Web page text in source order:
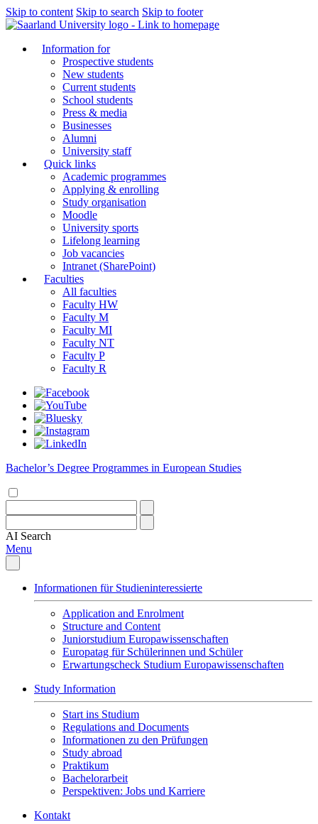
Skip to content Skip to search Skip to footer
Information for
Prospective students
New students
Current students
School students
Press & media
Businesses
Alumni
University staff
Quick links
Academic programmes
Applying & enrolling
Study organisation
Moodle
University sports
Lifelong learning
Job vacancies
Intranet (SharePoint)
Faculties
All faculties
Faculty HW
Faculty M
Faculty MI
Faculty NT
Faculty P
Faculty R
Bachelor’s Degree Programmes in European Studies
AI Search
Menu
Informationen für Studieninteressierte
Application and Enrolment
Structure and Content
Juniorstudium Europawissenschaften
Europatag für Schülerinnen und Schüler
Erwartungscheck Studium Europawissenschaften
Study Information
Start ins Studium
Regulations and Documents
Informationen zu den Prüfungen
Study abroad
Praktikum
Bachelorarbeit
Perspektiven: Jobs und Karriere
Kontakt